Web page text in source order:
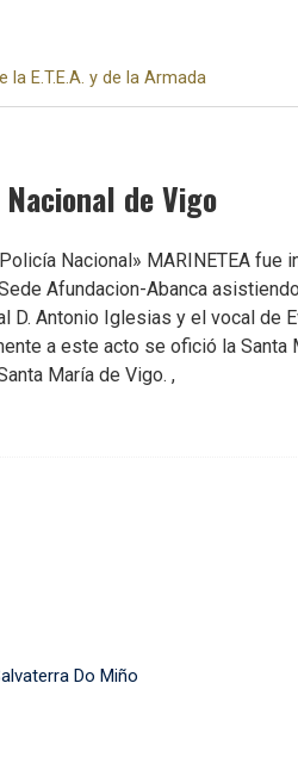
E.T.E.A. y de la Armada
de Vigo
Nacional» MARINETEA
Afundacion-Abanca
D. Antonio Iglesias y el vocal de
a este acto se ofició la
María de Vigo. ,
Do Miño